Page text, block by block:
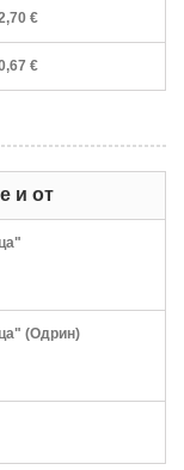
€
€
и от
(Одрин)